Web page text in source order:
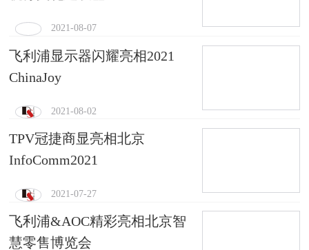
2021-08-07
飞利浦显示器闪耀亮相2021
ChinaJoy
2021-08-02
TPV冠捷商显亮相北京
InfoComm2021
2021-07-27
飞利浦&AOC精彩亮相北京智
慧零售博览会